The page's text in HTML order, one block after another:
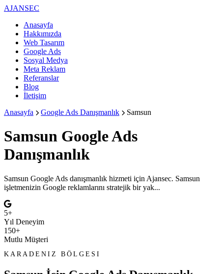
AJANSEC
Anasayfa
Hakkımızda
Web Tasarım
Google Ads
Sosyal Medya
Meta Reklam
Referanslar
Blog
İletişim
Anasayfa
Google Ads Danışmanlık Samsun
Samsun Google Ads
Danışmanlık
Samsun Google Ads danışmanlık hizmeti için Ajansec. Samsun
işletmenizin Google reklamlarını stratejik bir yak...
5+
Yıl Deneyim
150+
Mutlu Müşteri
KARADENIZ BÖLGESI